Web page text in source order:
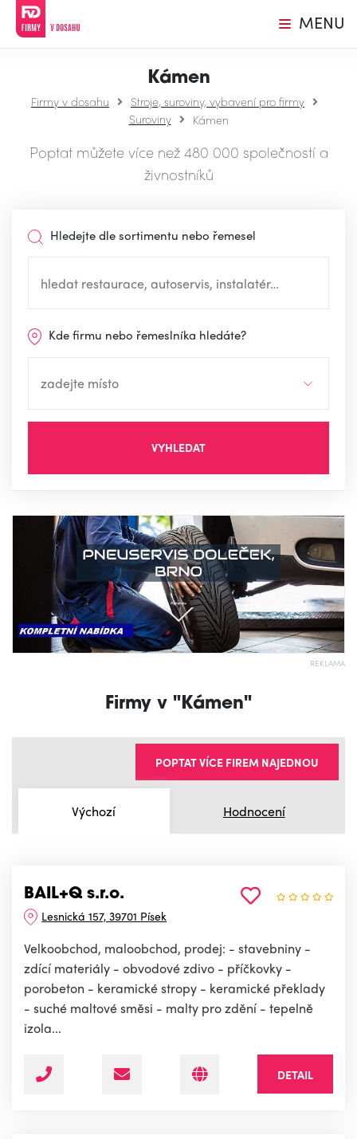
MENU
Kámen
Firmy v dosahu
Stroje, suroviny, vybavení pro firmy
Suroviny
Kámen
Poptat můžete více než 480 000 společností a
živnostníků
Hledejte dle sortimentu nebo řemesel
Kde firmu nebo řemeslníka hledáte?
VYHLEDAT
REKLAMA
Firmy v "Kámen"
Výchozí Hodnocení
POPTAT VÍCE FIREM NAJEDNOU
BAIL+Q s.r.o.
Lesnická 157, 39701 Písek
Velkoobchod, maloobchod, prodej: - stavebniny -
zdící materiály - obvodové zdivo - příčkovky -
porobeton - keramické stropy - keramické překlady
- suché maltové směsi - malty pro zdění - tepelně
izola...
DETAIL